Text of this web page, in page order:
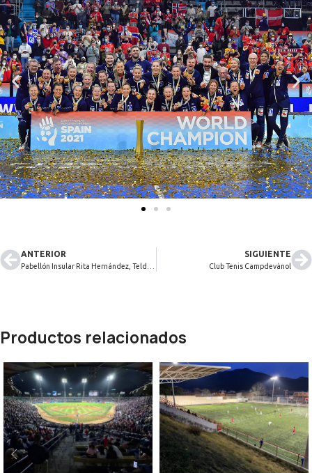
ANTERIOR SIGUIENTE
Club Tenis Campdevànol
Productos relacionados